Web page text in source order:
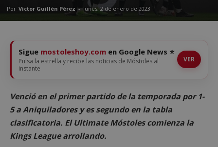
Por Víctor Guillén Pérez - lunes, 2 de enero de 2023
Sigue mostoleshoy.com en Google News ⭐
Pulsa la estrella y recibe las noticias de Móstoles al
instante
VER
Venció en el primer partido de la temporada por 1-
5 a Aniquiladores y es segundo en la tabla
clasificatoria. El Ultimate Móstoles comienza la
Kings League arrollando.